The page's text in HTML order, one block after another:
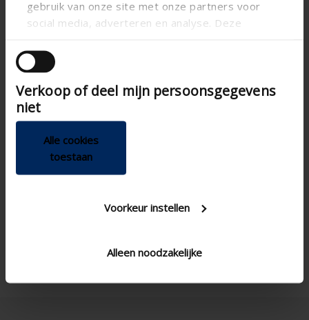
gebruik van onze site met onze partners voor
social media, adverteren en analyse. Deze
andere informatie die u aan ze heeft verstrekt of
die ze hebben verzameld op basis van uw gebruik
van hun services.
Verkoop of deel mijn persoonsgegevens
niet
Alle cookies
toestaan
Voorkeur instellen
Alleen noodzakelijke
Substance
Blade shape
Building type
Apartment , Hospital ,
Concept type